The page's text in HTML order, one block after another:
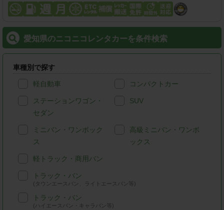
愛知県のニコニコレンタカーを条件検索
車種別で探す
軽自動車 コンパクトカー
ステーションワゴン・
セダン
SUV
ミニバン・ワンボック
ス
高級ミニバン・ワンボ
ックス
軽トラック・商用バン
トラック・バン
(タウンエースバン、ライトエースバン等)
トラック・バン
(ハイエースバン・キャラバン等)